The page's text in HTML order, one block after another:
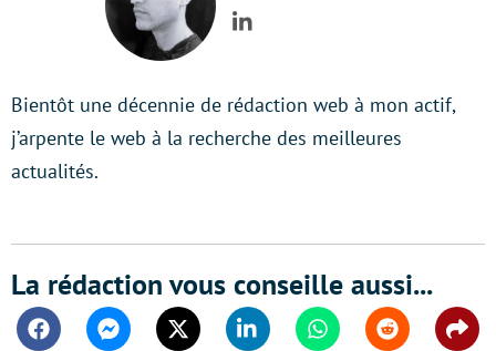
LinkedIn
Bientôt une décennie de rédaction web à mon actif,
j’arpente le web à la recherche des meilleures
actualités.
La rédaction vous conseille aussi...
FacebookMessengerTwitter Linkedin WhatsappReddit